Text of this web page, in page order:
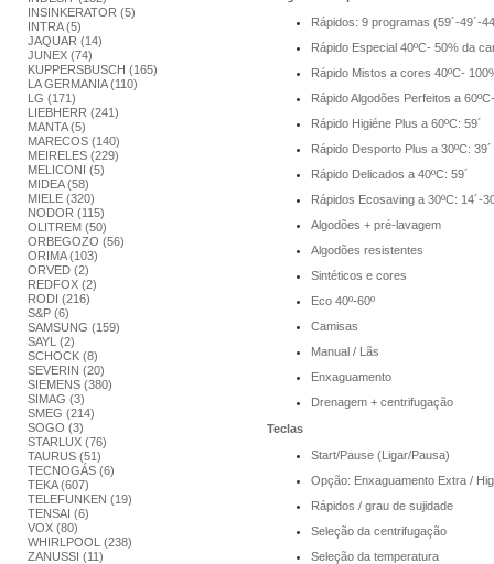
INSINKERATOR (5)
INTRA (5)
JAQUAR (14)
JUNEX (74)
KUPPERSBUSCH (165)
LA GERMANIA (110)
LG (171)
LIEBHERR (241)
MANTA (5)
MARECOS (140)
MEIRELES (229)
MELICONI (5)
MIDEA (58)
MIELE (320)
NODOR (115)
OLITREM (50)
ORBEGOZO (56)
ORIMA (103)
ORVED (2)
REDFOX (2)
RODI (216)
S&P (6)
SAMSUNG (159)
SAYL (2)
SCHOCK (8)
SEVERIN (20)
SIEMENS (380)
SIMAG (3)
SMEG (214)
SOGO (3)
STARLUX (76)
TAURUS (51)
TECNOGÁS (6)
TEKA (607)
TELEFUNKEN (19)
TENSAI (6)
VOX (80)
WHIRLPOOL (238)
ZANUSSI (11)
Rápidos: 9 programas (59´-49´-
Rápido Especial 40ºC- 50% da
Rápido Mistos a cores 40ºC-
Rápido Algodões Perfeitos a
Rápido Higiéne Plus a 60ºC: 59´
Rápido Desporto Plus a 30ºC: 39´
Rápido Delicados a 40ºC: 59´
Rápidos Ecosaving a 30ºC: 14´-
Algodões + pré-lavagem
Algodões resistentes
Sintéticos e cores
Eco 40º-60º
Camisas
Manual / Lãs
Enxaguamento
Drenagem + centrifugação
Teclas
Start/Pause (Ligar/Pausa)
Opção: Enxaguamento Extra /
Rápidos / grau de sujidade
Seleção da centrifugação
Seleção da temperatura